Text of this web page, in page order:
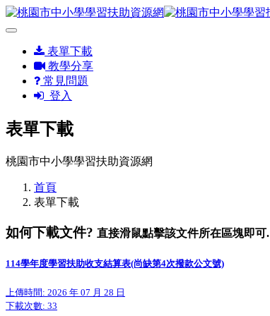
表單下載
教學分享
常見問題
登入
表單下載
桃園市中小學學習扶助資源網
首頁
表單下載
如何下載文件? 直接滑鼠點擊該文件所在區塊即可.
114學年度學習扶助收支結算表(尚缺第4次撥款公文號)
上傳時間: 2026 年 07 月 28 日
下載次數: 33